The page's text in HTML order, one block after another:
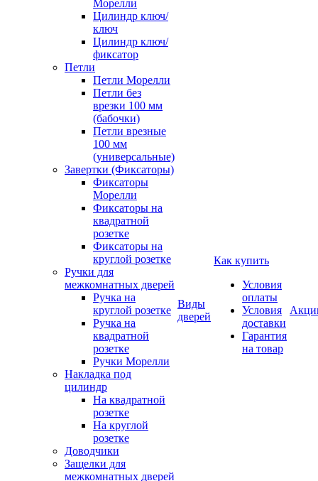
Морелли
Цилиндр ключ/
ключ
Цилиндр ключ/
фиксатор
Петли
Петли Морелли
Петли без
врезки 100 мм
(бабочки)
Петли врезные
100 мм
(универсальные)
Завертки (Фиксаторы)
Фиксаторы
Морелли
Фиксаторы на
квадратной
розетке
Фиксаторы на
круглой розетке
Ручки для
межкомнатных дверей
Ручка на
круглой розетке
Ручка на
квадратной
розетке
Ручки Морелли
Накладка под
цилиндр
На квадратной
розетке
На круглой
розетке
Доводчики
Защелки для
межкомнатных дверей
Виды
дверей
Как купить
Условия
оплаты
Условия
доставки
Гарантия
на товар